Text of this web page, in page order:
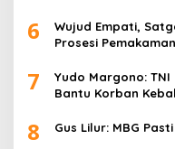
6
Wujud Empati,
Prosesi
7
Yudo Margono:
Bantu Korban
8 Gus Lilur: MBG